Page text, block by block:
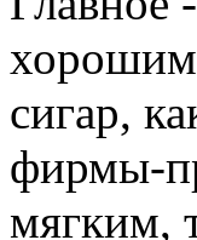
хорошим
сигар,
фирмы-
мягким,